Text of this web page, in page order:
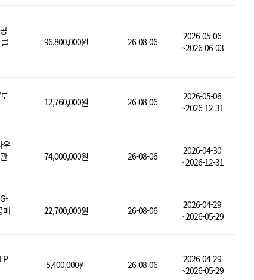
96,800,000원 26-08-06
2026-05-06
~2026-06-03
12,760,000원 26-08-06
2026-05-06
~2026-12-31
우
74,000,000원 26-08-06
2026-04-30
~2026-12-31
메
22,700,000원 26-08-06
2026-04-29
~2026-05-29
5,400,000원 26-08-06
2026-04-29
~2026-05-29